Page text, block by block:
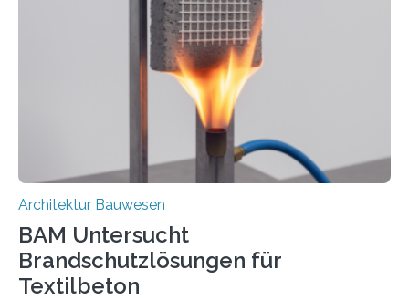
Architektur Bauwesen
BAM Untersucht
Brandschutzlösungen für
Textilbeton